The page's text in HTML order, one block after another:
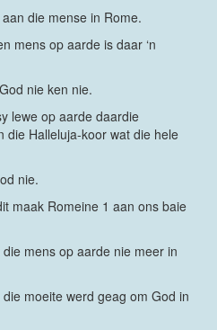
die mense in Rome.
mens op aarde is daar ‘n
God nie ken nie.
lewe op aarde daardie
die Halleluja-koor wat die hele
nie.
maak Romeine 1 aan ons baie
mens op aarde nie meer in
moeite werd geag om God in